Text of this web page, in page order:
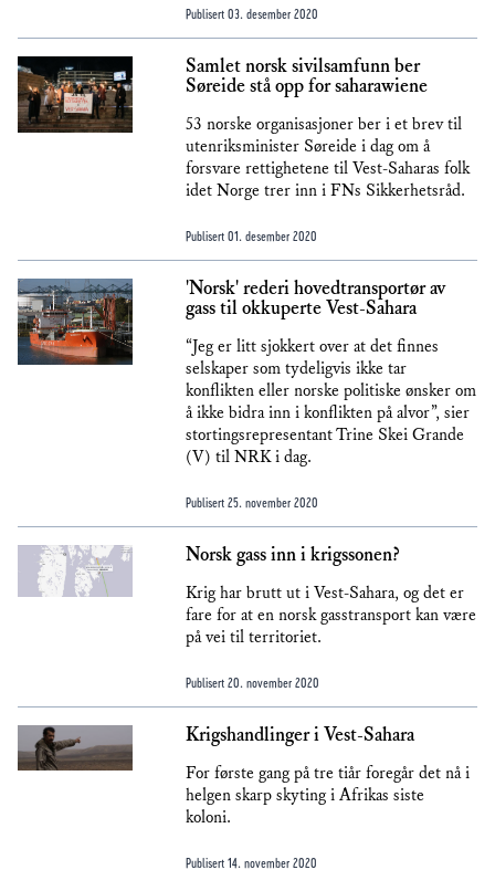
Publisert 03. desember 2020
Samlet norsk sivilsamfunn ber
Søreide stå opp for saharawiene
53 norske organisasjoner ber i et brev til
utenriksminister Søreide i dag om å
forsvare rettighetene til Vest-Saharas folk
idet Norge trer inn i FNs Sikkerhetsråd.
Publisert 01. desember 2020
'Norsk' rederi hovedtransportør av
gass til okkuperte Vest-Sahara
“Jeg er litt sjokkert over at det finnes
selskaper som tydeligvis ikke tar
konflikten eller norske politiske ønsker om
å ikke bidra inn i konflikten på alvor”, sier
stortingsrepresentant Trine Skei Grande
(V) til NRK i dag.
Publisert 25. november 2020
Norsk gass inn i krigssonen?
Krig har brutt ut i Vest-Sahara, og det er
fare for at en norsk gasstransport kan være
på vei til territoriet.
Publisert 20. november 2020
Krigshandlinger i Vest-Sahara
For første gang på tre tiår foregår det nå i
helgen skarp skyting i Afrikas siste
koloni.
Publisert 14. november 2020